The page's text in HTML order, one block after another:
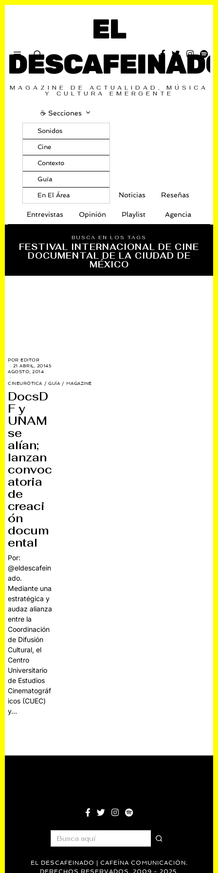
EL
MAGAZINE DE ACTUALIDAD, MÚSICA
Y CULTURA EMERGENTE
☕️ Secciones
Sonidos
Cine
Contexto
Guía
En El Área Noticias Reseñas
Entrevistas Opinión Playlist Agencia
BUSCA EN LOS TAGS
FESTIVAL INTERNACIONAL DE CINE
DOCUMENTAL DE LA CIUDAD DE
MÉXICO
POREDITOR
21 ABRIL, 20145
AGOSTO, 2014
CINEURÓTICA / GUÍA / MAGAZINE
DocsD
F y
UNAM
se
alían;
lanzan
convoc
atoria
de
creaci
ón
docum
ental
Por:
@eldescafein
ado.
Mediante una
estratégica y
audaz alianza
entre la
Coordinación
de Difusión
Cultural, el
Centro
Universitario
de Estudios
Cinematográf
icos (CUEC)
y…
EL DESCAFEINADO | CAFEÍNA COMUNICACIÓN.
DERECHOS RESERVADOS. 2009 - 2025.